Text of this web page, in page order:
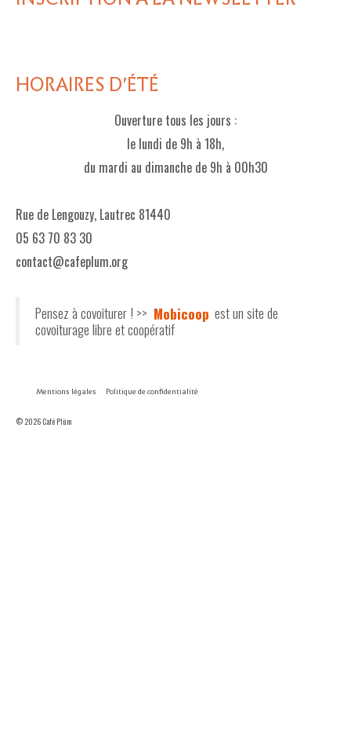
HORAIRES D'ÉTÉ
Ouverture tous les jours :
le lundi de 9h à 18h,
du mardi au dimanche de 9h à 00h30
Rue de Lengouzy, Lautrec 81440
05 63 70 83 30
contact@cafeplum.org
Pensez à covoiturer ! >> Mobicoop est un site de
covoiturage libre et coopératif
Mentions légales Politique de confidentialité
© 2026 Café Plùm